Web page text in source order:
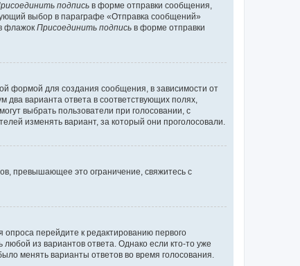
подпись в форме отправки сообщения,
выбор в параграфе «Отправка сообщений»
флажок Присоединить подпись в форме отправки
формой для создания сообщения, в зависимости от
два варианта ответа в соответствующих полях,
выбрать пользователи при голосовании, с
изменять вариант, за который они проголосовали.
превышающее это ограничение, свяжитесь с
перейдите к редактированию первого
из вариантов ответа. Однако если кто-то уже
менять варианты ответов во время голосования.